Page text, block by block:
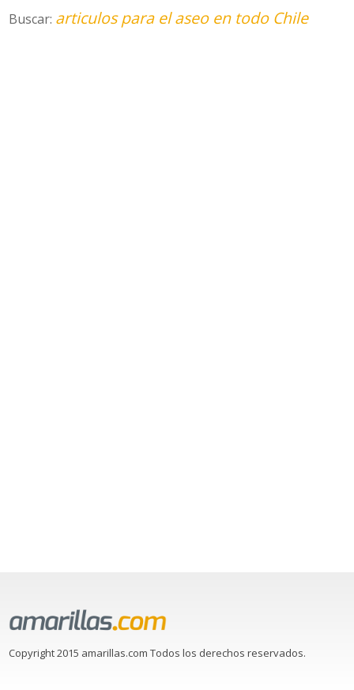
Buscar: articulos para el aseo en todo Chile
Copyright 2015 amarillas.com Todos los derechos reservados.